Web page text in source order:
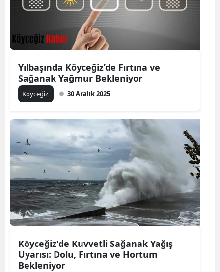
Yılbaşında Köyceğiz’de Fırtına ve
Sağanak Yağmur Bekleniyor
Köyceğiz 30 Aralık 2025
Köyceğiz'de Kuvvetli Sağanak Yağış
Uyarısı: Dolu, Fırtına ve Hortum
Bekleniyor